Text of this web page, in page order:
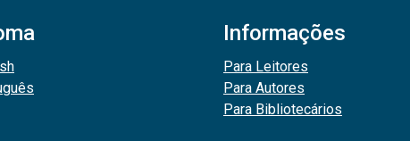
Informações
Para Leitores
Para Autores
Para Bibliotecários